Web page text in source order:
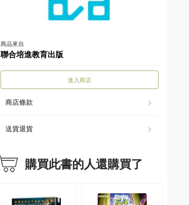
商品來自
聯合培進教育出版
進入商店
商店條款
送貨退貨
購買此書的人還購買了